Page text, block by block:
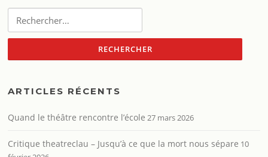
ARTICLES RÉCENTS
Quand le théâtre rencontre l’école 27 mars 2026
Critique theatreclau – Jusqu’à ce que la mort nous sépare 10